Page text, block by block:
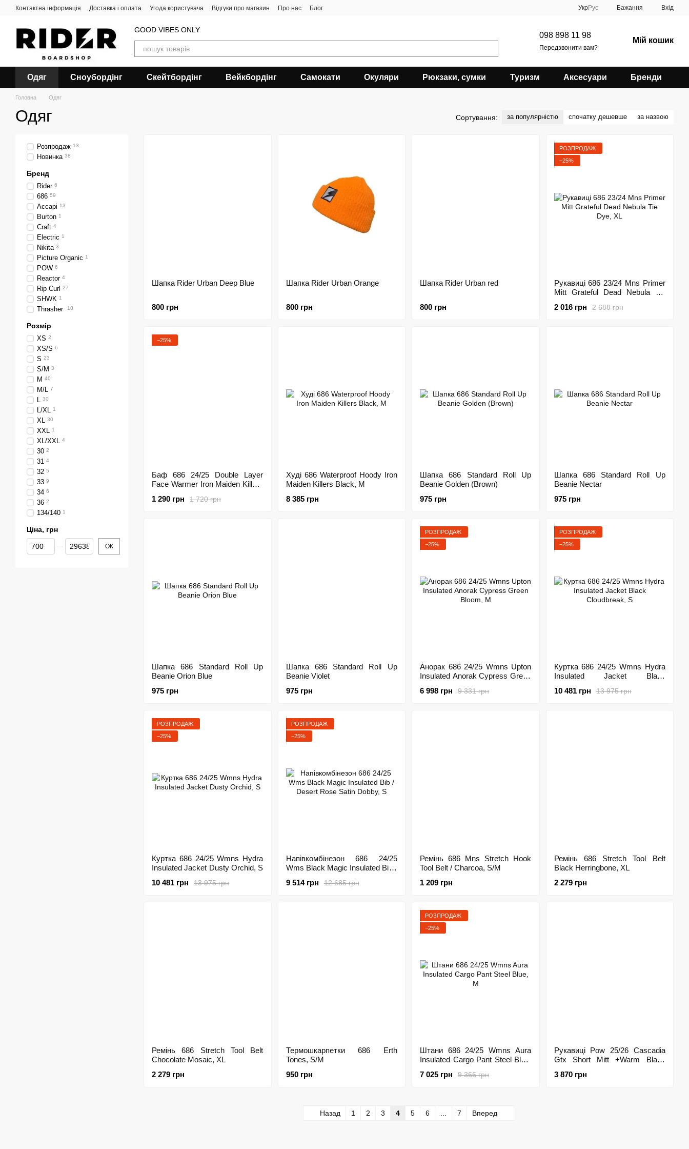
Перейти до основного контенту
Контактна інформація Доставка і оплата Угода користувача Відгуки про магазин Про нас Блог УкрРус Бажання Вхід
GOOD VIBES ONLY
098 898 11 98
Передзвонити вам?
Мій кошик
Одяг Сноубордiнг Скейтбордінг Вейкбордінг Самокати Окуляри Рюкзаки, сумки Туризм Аксесуари Бренди
Головна Одяг
Одяг Сортування: за популярністю спочатку дешевше за назвою
Шапка Rider Urban Deep Blue
800 грн
Шапка Rider Urban Orange
800 грн
Шапка Rider Urban red
800 грн
РОЗПРОДАЖ
−25%
Рукавиці 686 23/24 Mns Primer
Mitt Grateful Dead Nebula Tie
2 688 грн
2 016 грн
−25%
Баф 686 24/25 Double Layer
Face Warmer Iron Maiden Killers
1 720 грн
1 290 грн
Худі 686 Waterproof Hoody Iron
Maiden Killers Black, M
8 385 грн
Шапка 686 Standard Roll Up
Beanie Golden (Brown)
975 грн
Шапка 686 Standard Roll Up
Beanie Nectar
975 грн
Шапка 686 Standard Roll Up
Beanie Orion Blue
975 грн
Шапка 686 Standard Roll Up
Beanie Violet
975 грн
РОЗПРОДАЖ
−25%
Анорак 686 24/25 Wmns Upton
Insulated Anorak Cypress Green
9 331 грн
6 998 грн
РОЗПРОДАЖ
−25%
Куртка 686 24/25 Wmns Hydra
Insulated Jacket Black
13 975 грн
10 481 грн
РОЗПРОДАЖ
−25%
Куртка 686 24/25 Wmns Hydra
Insulated Jacket Dusty Orchid, S
13 975 грн
10 481 грн
РОЗПРОДАЖ
−25%
Напівкомбінезон 686 24/25
Wms Black Magic Insulated Bib /
12 685 грн
9 514 грн
Ремінь 686 Mns Stretch Hook
Tool Belt / Charcoa, S/M
1 209 грн
Ремінь 686 Stretch Tool Belt
Black Herringbone, XL
2 279 грн
Ремінь 686 Stretch Tool Belt
Chocolate Mosaic, XL
2 279 грн
Термошкарпетки 686 Erth
Tones, S/M
950 грн
РОЗПРОДАЖ
−25%
Штани 686 24/25 Wmns Aura
Insulated Cargo Pant Steel Blue,
9 366 грн
7 025 грн
Рукавиці Pow 25/26 Cascadia
Gtx Short Mitt +Warm Black
3 870 грн
Назад 1 2 3 4 5 6 7 Вперед
Розпродаж 13
Новинка 38
Бренд
Rider 6
686 59
Accapi 13
Burton 1
Craft 4
Electric 1
Nikita 3
Picture Organic 1
POW 6
Reactor 4
Rip Curl 27
SHWK 1
Thrasher 10
Розмір
XS 2
XS/S 6
S 23
S/M 3
M 40
M/L 7
L 30
L/XL 1
XL 30
XXL 1
XL/XXL 4
30 2
31 4
32 5
33 9
34 6
36 2
134/140 1
Ціна, грн
Від Ціна, грн
До Ціна, грн ОК